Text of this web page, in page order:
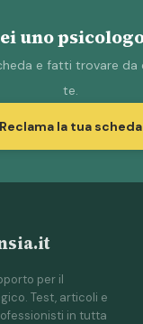
uno
e fatti trovare da
te.
Reclama la tua scheda
per il
Test, articoli e
in tutta